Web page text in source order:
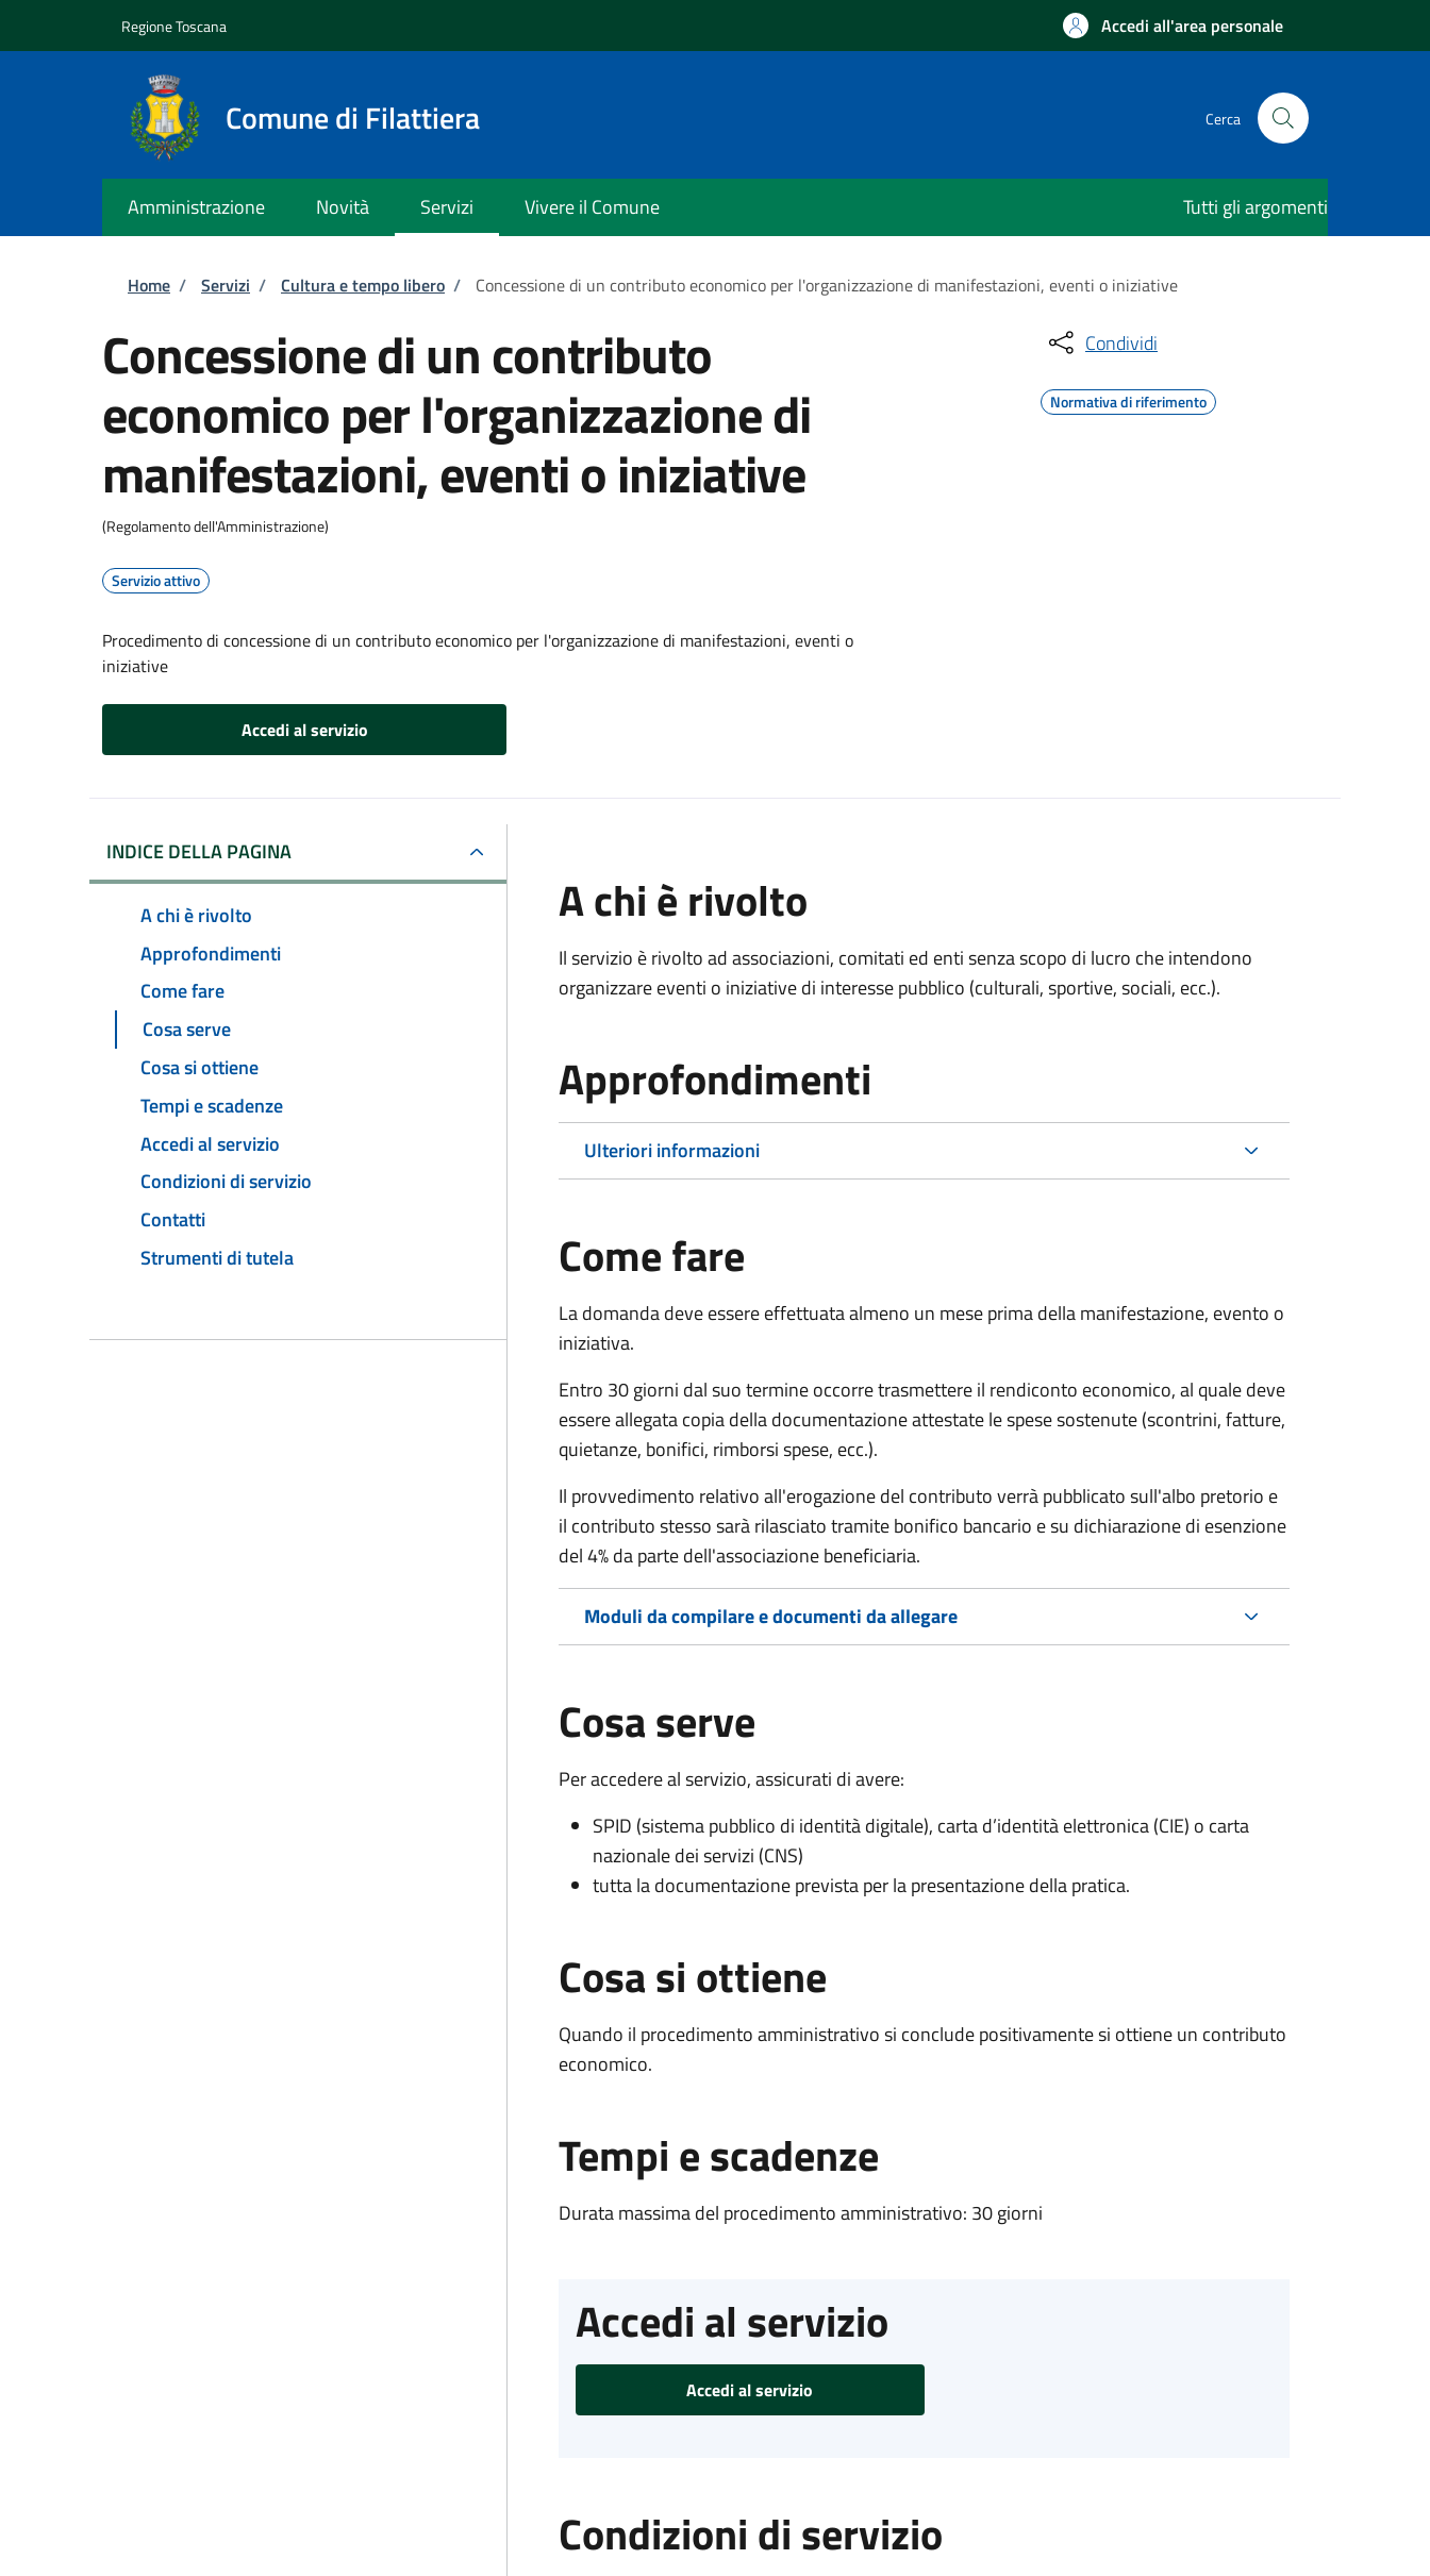
Regione Toscana Accedi all'area personale
Comune di Filattiera Cerca
Amministrazione Novità Servizi Vivere il Comune Tutti gli argomenti
Briciole di pane
Home / Servizi / Cultura e tempo libero / Concessione di un contributo economico per l'organizzazione di manifestazioni, eventi o iniziative
Concessione di un contributo
economico per l'organizzazione di
manifestazioni, eventi o iniziative
(Regolamento dell'Amministrazione)
Servizio attivo
Procedimento di concessione di un contributo economico per l'organizzazione di manifestazioni, eventi o
iniziative
Accedi al servizio
Condividi
Normativa di riferimento
INDICE DELLA PAGINA
A chi è rivolto
Approfondimenti
Come fare
Cosa serve
Cosa si ottiene
Tempi e scadenze
Accedi al servizio
Condizioni di servizio
Contatti
Strumenti di tutela
A chi è rivolto
Il servizio è rivolto ad associazioni, comitati ed enti senza scopo di lucro che intendono
organizzare eventi o iniziative di interesse pubblico (culturali, sportive, sociali, ecc.).
Approfondimenti
Ulteriori informazioni
Come fare
La domanda deve essere effettuata almeno un mese prima della manifestazione, evento o
iniziativa.
Entro 30 giorni dal suo termine occorre trasmettere il rendiconto economico, al quale deve
essere allegata copia della documentazione attestate le spese sostenute (scontrini, fatture,
quietanze, bonifici, rimborsi spese, ecc.).
Il provvedimento relativo all'erogazione del contributo verrà pubblicatosull'albo pretorio e
il contributo stesso sarà rilasciato tramite bonifico bancario e su dichiarazione di esenzione
del 4% da parte dell'associazione beneficiaria.
Moduli da compilare e documenti da allegare
Cosa serve
Per accedere al servizio, assicurati di avere:
SPID (sistema pubblico di identità digitale), carta d’identità elettronica (CIE) o carta
nazionale dei servizi (CNS)
tutta la documentazione prevista per la presentazione della pratica.
Cosa si ottiene
Quando il procedimento amministrativo si conclude positivamente si ottiene un contributo
economico.
Tempi e scadenze
Durata massima del procedimento amministrativo: 30 giorni
Accedi al servizio
Accedi al servizio
Condizioni di servizio